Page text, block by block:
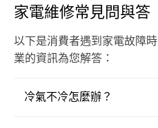
家電維修常見問與答
以下是消費者遇到家電故障
業的資訊為您解答：
冷氣不冷怎麼辦？